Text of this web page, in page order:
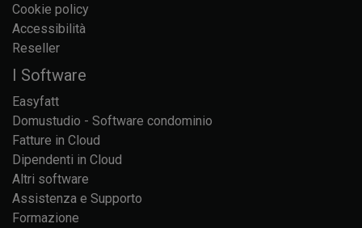
Cookie policy
Accessibilità
Reseller
I Software
Easyfatt
Domustudio - Software condominio
Fatture in Cloud
Dipendenti in Cloud
Altri software
Assistenza e Supporto
Formazione